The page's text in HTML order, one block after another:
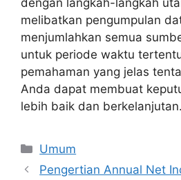
melibatkan pengumpulan
menjumlahkan semua
untuk periode waktu
pemahaman yang jelas
Anda dapat membuat
lebih baik dan berkelanjutan.
Categories
Umum
Pengertian Annual Net